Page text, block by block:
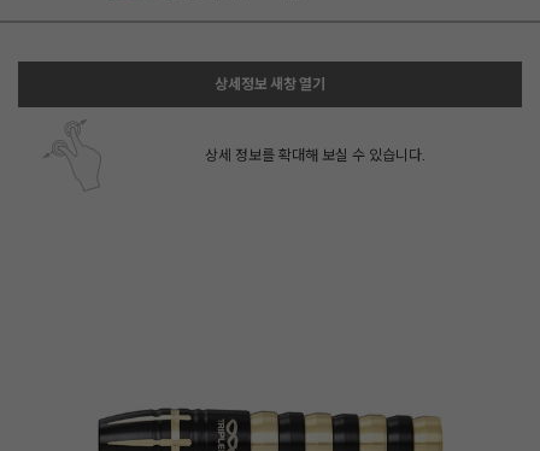
상세정보 새창 열기
상세 정보를 확대해 보실 수 있습니다.